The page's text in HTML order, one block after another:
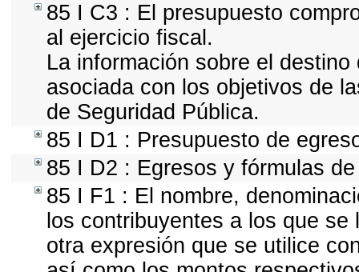
85 I C3 : El presupuesto
al ejercicio fiscal.
La información sobre el
asociada con los objetivos de
de Seguridad Pública.
85 I D1 : Presupuesto de
85 I D2 : Egresos y fórmulas
85 I F1 : El nombre,
los contribuyentes a los que
otra expresión que se utilice